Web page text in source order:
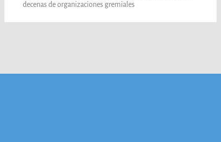
decenas de organizaciones gremiales